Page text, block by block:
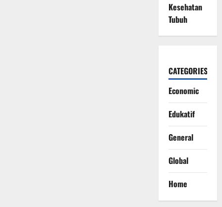
Kesehatan
Tubuh
CATEGORIES
Economic
Edukatif
General
Global
Home